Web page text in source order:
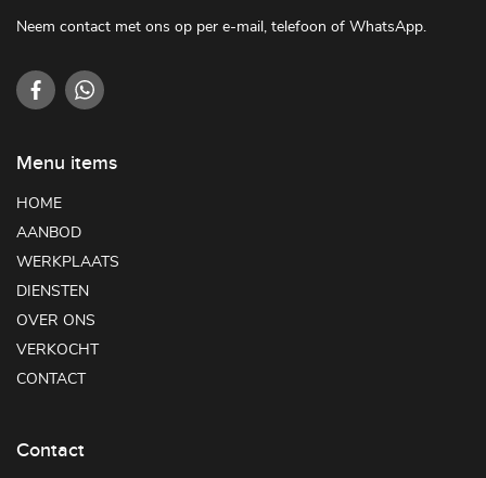
Neem contact met ons op per e-mail, telefoon of WhatsApp.
Menu items
HOME
AANBOD
WERKPLAATS
DIENSTEN
OVER ONS
VERKOCHT
CONTACT
Contact